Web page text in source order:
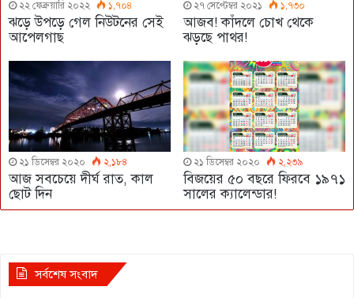
২২ ফেব্রুয়ারি ২০২২ ১,৭০৪
ঝড়ে উপড়ে গেল নিউটনের সেই
আপেলগাছ
২৭ সেপ্টেম্বর ২০২১ ১,৭৩০
আজব! কাঁদলে চোখ থেকে
ঝড়ছে পাথর!
২১ ডিসেম্বর ২০২০ ২,১৮৪
আজ সবচেয়ে দীর্ঘ রাত, কাল
ছোট দিন
২১ ডিসেম্বর ২০২০ ২,২৩৯
বিজয়ের ৫০ বছরে ফিরবে ১৯৭১
সালের ক্যালেন্ডার!
সর্বশেষ সংবাদ